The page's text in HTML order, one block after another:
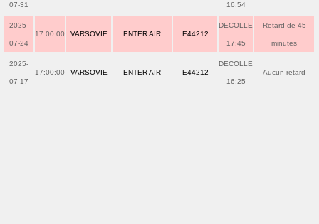
07-31 16:54
2025-
07-24
17:00:00 VARSOVIE ENTER AIR E44212
DECOLLE
17:45
Retard de 45
minutes
2025-
07-17
17:00:00 VARSOVIE ENTER AIR E44212
DECOLLE
16:25
Aucun retard